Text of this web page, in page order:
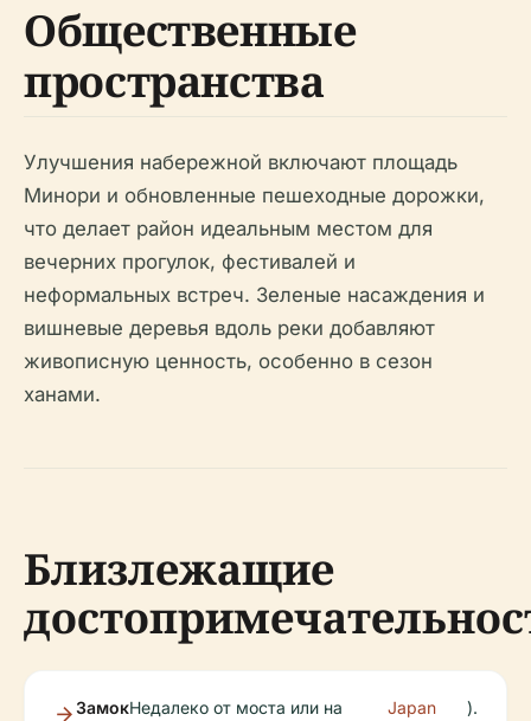
Общественные
пространства
Улучшения набережной включают площадь
Минори и обновленные пешеходные дорожки,
что делает район идеальным местом для
вечерних прогулок, фестивалей и
неформальных встреч. Зеленые насаждения и
вишневые деревья вдоль реки добавляют
живописную ценность, особенно в сезон
ханами.
Близлежащие
ЗамокНедалеко от моста или на
Japan
).